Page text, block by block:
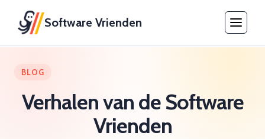
Software Vrienden
BLOG
Verhalen van de Software
Vrienden